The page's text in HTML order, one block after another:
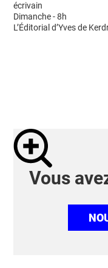
écrivain
Dimanche - 8h
L’Éditorial d’Yves de
Vous